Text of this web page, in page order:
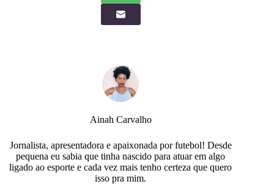
Ainah Carvalho
Jornalista, apresentadora e apaixonada por futebol! Desde
pequena eu sabia que tinha nascido para atuar em algo
ligado ao esporte e cada vez mais tenho certeza que quero
isso pra mim.